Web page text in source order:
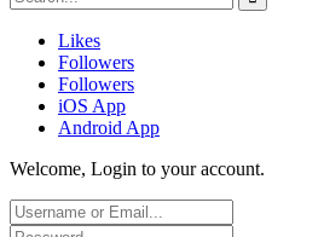
Likes
Followers
Followers
iOS App
Android App
Welcome, Login to your account.